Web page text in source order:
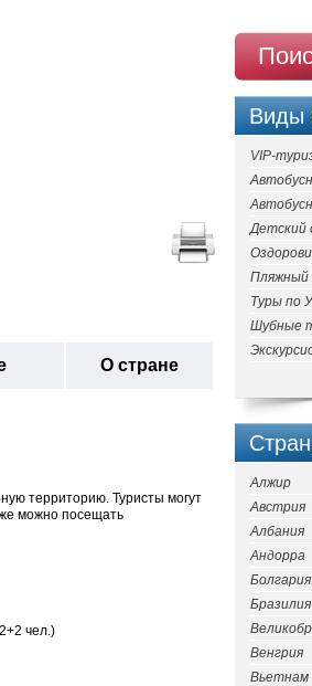
О стране
территорию. Туристы могут
можно посещать
чел.)
Виды
VIP-
Детский
Туры по
Шубные
Алжир
Австрия
Албания
Андорра
Болгария
Бразилия
Венгрия
Вьетнам